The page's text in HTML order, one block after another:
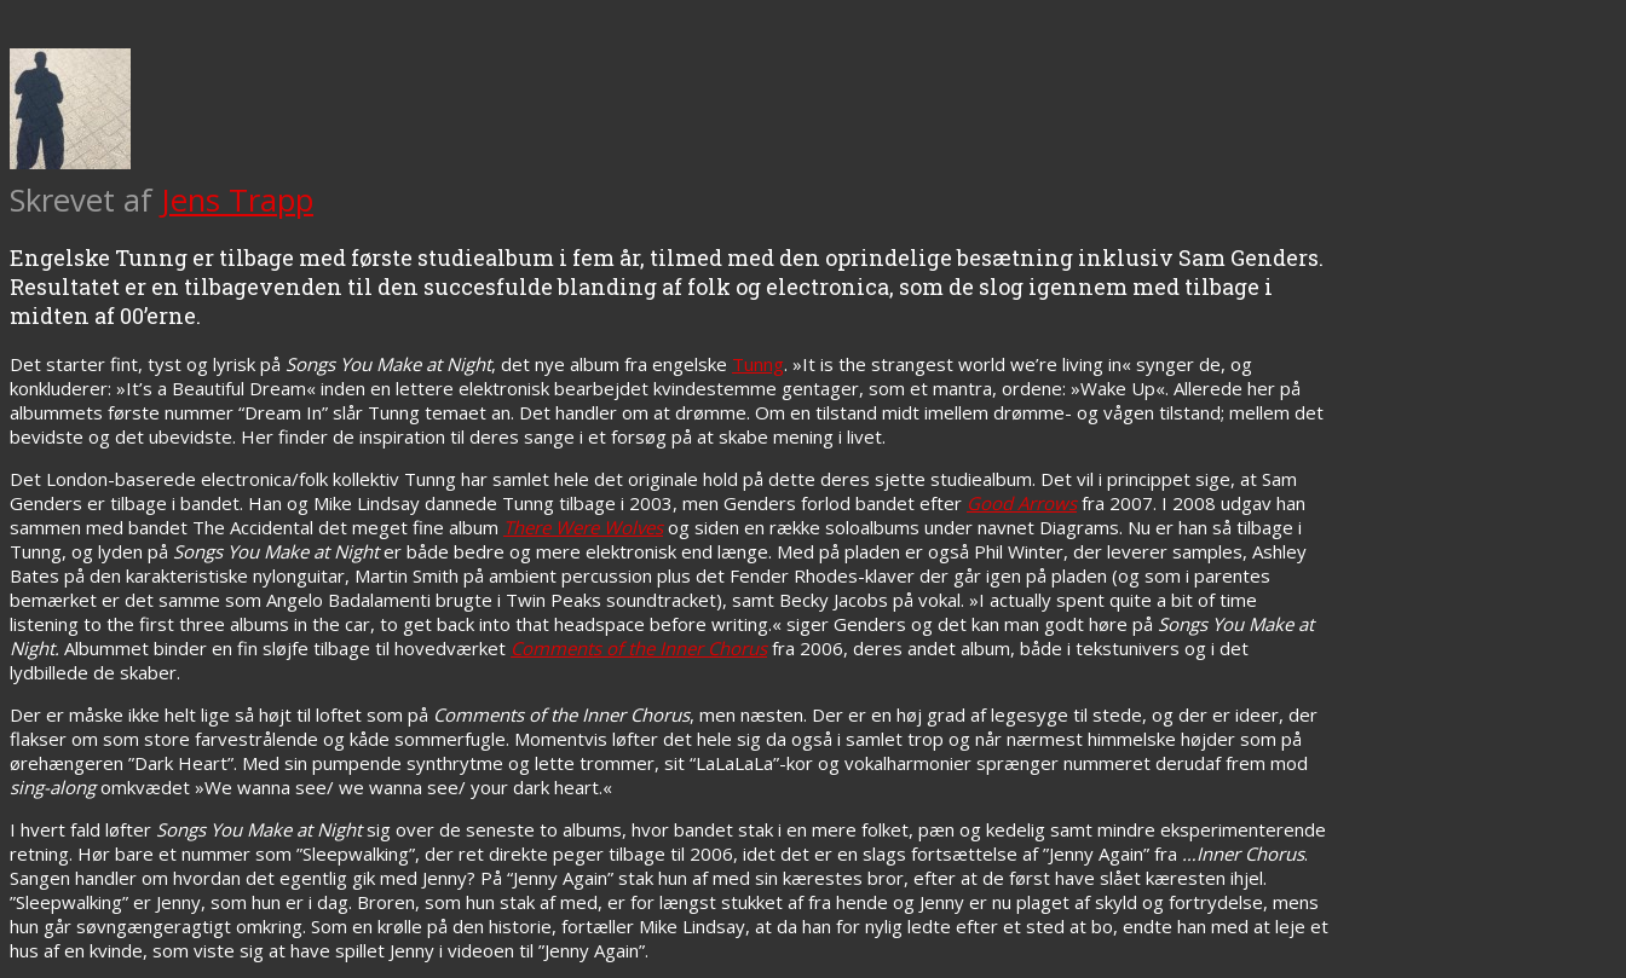
Skrevet af Jens Trapp
Engelske Tunng er tilbage med første studiealbum i fem år, tilmed med den oprindelige besætning inklusiv Sam Genders.
Resultatet er en tilbagevenden til den succesfulde blanding af folk og electronica, som de slog igennem med tilbage i
midten af 00’erne.
Det starter fint, tyst og lyrisk på Songs You Make at Night, det nye album fra engelske Tunng. »It is the strangest world we’re living in« synger de, og
konkluderer: »It’s a Beautiful Dream« inden en lettere elektronisk bearbejdet kvindestemme gentager, som et mantra, ordene: »Wake Up«. Allerede her på
albummets første nummer “Dream In” slår Tunng temaet an. Det handler om at drømme. Om en tilstand midt imellem drømme- og vågen tilstand; mellem det
bevidste og det ubevidste. Her finder de inspiration til deres sange i et forsøg på at skabe mening i livet.
Det London-baserede electronica/folk kollektiv Tunng har samlet hele det originale hold på dette deres sjette studiealbum. Det vil i princippet sige, at Sam
Genders er tilbage i bandet. Han og Mike Lindsay dannede Tunng tilbage i 2003, men Genders forlod bandet efter Good Arrowsfra 2007. I 2008 udgav han
sammen med bandet The Accidental det meget fine album There Were Wolvesog siden en række soloalbums under navnet Diagrams. Nu er han så tilbage i
Tunng, og lyden på Songs You Make at Nighter både bedre og mere elektronisk end længe. Med på pladen er også Phil Winter, der leverer samples, Ashley
Bates på den karakteristiske nylonguitar, Martin Smith på ambient percussion plus det Fender Rhodes-klaver der går igen på pladen (og som i parentes
bemærket er det samme som Angelo Badalamenti brugte i Twin Peaks soundtracket), samt Becky Jacobs på vokal. »I actually spent quite a bit of time
listening to the first three albums in the car, to get back into that headspace before writing.« siger Genders og det kan man godt høre på Songs You Make at
Night. Albummet binder en fin sløjfe tilbage til hovedværket Comments of the Inner Chorusfra 2006, deres andet album, både i tekstunivers og i det
lydbillede de skaber.
Der er måske ikke helt lige så højt til loftet som på Comments of the Inner Chorus, men næsten. Der er en høj grad af legesyge til stede, og der er ideer, der
flakser om som store farvestrålende og kåde sommerfugle. Momentvis løfter det hele sig da også i samlet trop og når nærmest himmelske højder som på
ørehængeren ”Dark Heart”. Med sin pumpende synthrytme og lette trommer, sit “LaLaLaLa”-kor og vokalharmonier sprænger nummeret derudaf frem mod
sing-alongomkvædet »We wanna see/ we wanna see/ your dark heart.«
I hvert fald løfter Songs You Make at Nightsig over de seneste to albums, hvor bandet stak i en mere folket, pæn og kedelig samt mindre eksperimenterende
retning. Hør bare et nummer som ”Sleepwalking”, der ret direkte peger tilbage til 2006, idet det er en slags fortsættelse af ”Jenny Again” fra …Inner Chorus.
Sangen handler om hvordan det egentlig gik med Jenny? På “Jenny Again” stak hun af med sin kærestes bror, efter at de først have slået kæresten ihjel.
”Sleepwalking” er Jenny, som hun er i dag. Broren, som hun stak af med, er for længst stukket af fra hende og Jenny er nu plaget af skyld og fortrydelse, mens
hun går søvngængeragtigt omkring. Som en krølle på den historie, fortæller Mike Lindsay, at da han for nylig ledte efter et sted at bo, endte han med at leje et
hus af en kvinde, som viste sig at have spillet Jenny i videoen til ”Jenny Again”.